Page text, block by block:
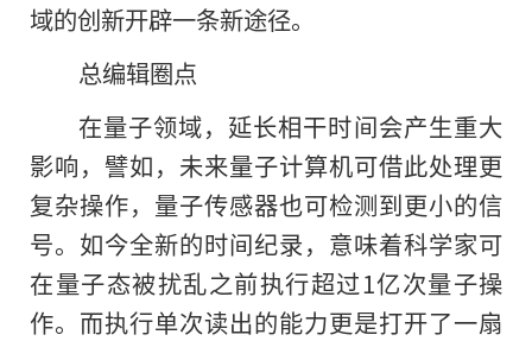
域的创新开辟一条新途径。
总编辑圈点
在量子领域，延长相干时间会产生重大
影响，譬如，未来量子计算机可借此处理更
复杂操作，量子传感器也可检测到更小的信
号。如今全新的时间纪录，意味着科学家可
在量子态被扰乱之前执行超过1亿次量子操
作。而执行单次读出的能力更是打开了一扇